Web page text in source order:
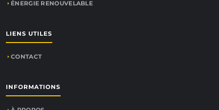
ÉNERGIE RENOUVELABLE
LIENS UTILES
CONTACT
INFORMATIONS